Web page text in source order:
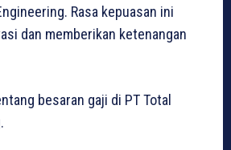
Rasa kepuasan ini
dan memberikan ketenangan
besaran gaji di PT Total